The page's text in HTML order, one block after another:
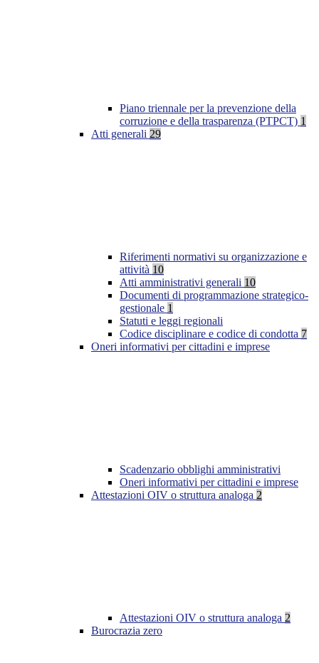
Piano triennale per la prevenzione della
corruzione e della trasparenza (PTPCT) 1
Atti generali 29
Riferimenti normativi su organizzazione e
attività 10
Atti amministrativi generali 10
Documenti di programmazione strategico-
gestionale 1
Statuti e leggi regionali
Codice disciplinare e codice di condotta 7
Oneri informativi per cittadini e imprese
Scadenzario obblighi amministrativi
Oneri informativi per cittadini e imprese
Attestazioni OIV o struttura analoga 2
Attestazioni OIV o struttura analoga 2
Burocrazia zero